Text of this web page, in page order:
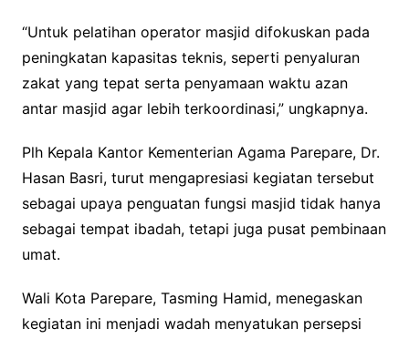
“Untuk pelatihan operator masjid difokuskan pada
peningkatan kapasitas teknis, seperti penyaluran
zakat yang tepat serta penyamaan waktu azan
antar masjid agar lebih terkoordinasi,” ungkapnya.
Plh Kepala Kantor Kementerian Agama Parepare, Dr.
Hasan Basri, turut mengapresiasi kegiatan tersebut
sebagai upaya penguatan fungsi masjid tidak hanya
sebagai tempat ibadah, tetapi juga pusat pembinaan
umat.
Wali Kota Parepare, Tasming Hamid, menegaskan
kegiatan ini menjadi wadah menyatukan persepsi